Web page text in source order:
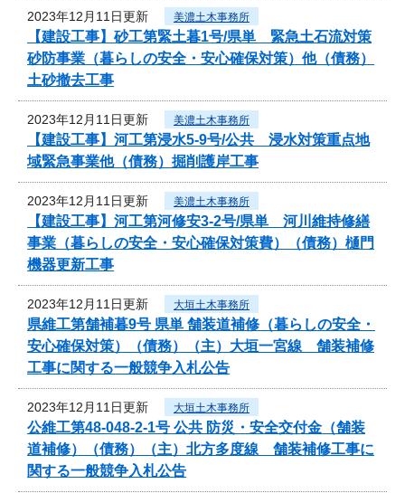
2023年12月11日更新 美濃土木事務所
【建設工事】砂工第緊土暮1号/県単 緊急土石流対策
砂防事業（暮らしの安全・安心確保対策）他（債務）
土砂撤去工事
2023年12月11日更新 美濃土木事務所
【建設工事】河工第浸水5-9号/公共 浸水対策重点地
域緊急事業他（債務）掘削護岸工事
2023年12月11日更新 美濃土木事務所
【建設工事】河工第河修安3-2号/県単 河川維持修繕
事業（暮らしの安全・安心確保対策費）（債務）樋門
機器更新工事
2023年12月11日更新 大垣土木事務所
県維工第舗補暮9号 県単 舗装道補修（暮らしの安全・
安心確保対策）（債務）（主）大垣一宮線 舗装補修
工事に関する一般競争入札公告
2023年12月11日更新 大垣土木事務所
公維工第48-048-2-1号 公共 防災・安全交付金（舗装
道補修）（債務）（主）北方多度線 舗装補修工事に
関する一般競争入札公告